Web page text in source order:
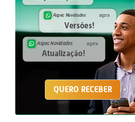
QUERO RECEBER